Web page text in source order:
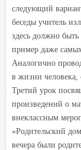
следующий
беседы учитель
здесь должно
пример даже
Аналогично
в жизни человека,
Третий урок
произведений о
внеклассным
«Родительский
вечера были